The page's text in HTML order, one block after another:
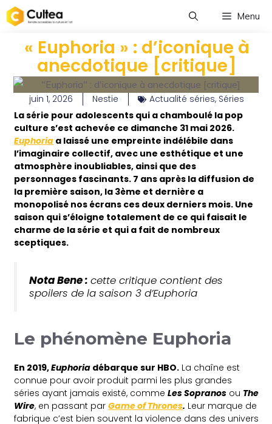
Menu
« Euphoria » : d’iconique à
anecdotique [critique]
juin 1, 2026 Nestie Actualité séries, Séries
La série pour adolescents qui a chamboulé la pop
culture s’est achevée ce dimanche 31 mai 2026.
Euphoria a laissé une empreinte indélébile dans
l’imaginaire collectif, avec une esthétique et une
atmosphère inoubliables, ainsi que des
personnages fascinants. 7 ans après la diffusion de
la première saison, la 3ème et dernière a
monopolisé nos écrans ces deux derniers mois. Une
saison qui s’éloigne totalement de ce qui faisait le
charme de la série et qui a fait de nombreux
sceptiques.
Nota Bene :cette critique contient des
spoilers de la saison 3 d’Euphoria
Le phénomène Euphoria
En 2019,Euphoria débarque sur HBO. La chaîne est
connue pour avoir produit parmi les plus grandes
séries ayant jamais existé, commeLes Sopranos ou The
Wire, en passant parGame of Thrones. Leur marque de
fabrique c’est bien souvent la violence dans des univers